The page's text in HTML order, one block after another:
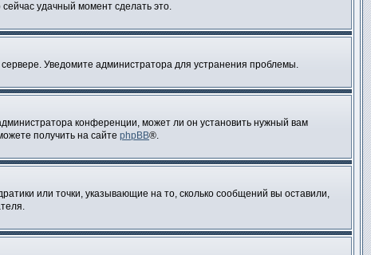
удачный момент сделать это.
Уведомите администратора для устранения проблемы.
конференции, может ли он установить нужный вам
получить на сайте phpBB®.
или точки, указывающие на то, сколько сообщений вы оставили,